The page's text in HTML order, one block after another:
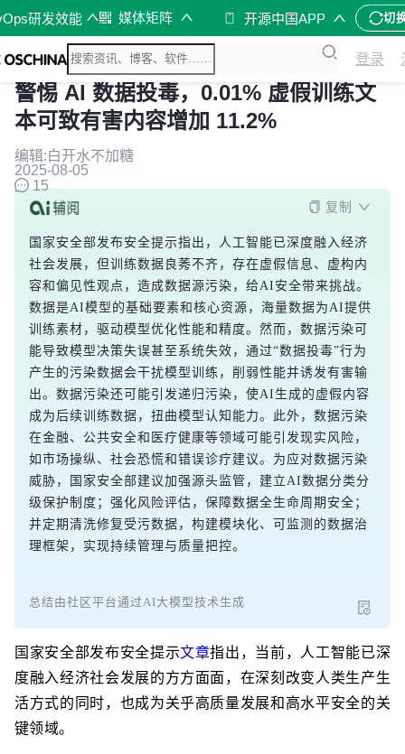
研发效能 媒体矩阵 开源中国APP 切
登录
警惕 AI 数据投毒，0.01% 虚假训练文
本可致有害内容增加 11.2%
编辑:白开水不加糖
2025-08-05
15
复制
国家安全部发布安全提示指出，人工智能已深度融入经济
社会发展，但训练数据良莠不齐，存在虚假信息、虚构内
容和偏见性观点，造成数据源污染，给AI安全带来挑战。
数据是AI模型的基础要素和核心资源，海量数据为AI提供
训练素材，驱动模型优化性能和精度。然而，数据污染可
能导致模型决策失误甚至系统失效，通过“数据投毒”行为
产生的污染数据会干扰模型训练，削弱性能并诱发有害输
出。数据污染还可能引发递归污染，使AI生成的虚假内容
成为后续训练数据，扭曲模型认知能力。此外，数据污染
在金融、公共安全和医疗健康等领域可能引发现实风险，
如市场操纵、社会恐慌和错误诊疗建议。为应对数据污染
威胁，国家安全部建议加强源头监管，建立AI数据分类分
级保护制度；强化风险评估，保障数据全生命周期安全；
并定期清洗修复受污数据，构建模块化、可监测的数据治
理框架，实现持续管理与质量把控。
总结由社区平台通过AI大模型技术生成
国家安全部发布安全提示文章指出，当前，人工智能已深
度融入经济社会发展的方方面面，在深刻改变人类生产生
活方式的同时，也成为关乎高质量发展和高水平安全的关
键领域。